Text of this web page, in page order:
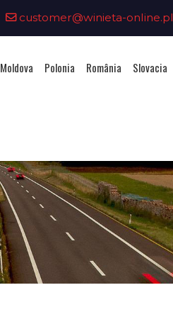
customer@winieta-online.pl
Moldova Polonia România Slovacia